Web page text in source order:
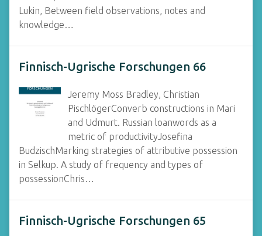
Lukin, Between field observations, notes and
knowledge…
Finnisch-Ugrische Forschungen 66
Jeremy Moss Bradley, Christian
PischlögerConverb constructions in Mari
and Udmurt. Russian loanwords as a
metric of productivityJosefina
BudzischMarking strategies of attributive possession
in Selkup. A study of frequency and types of
possessionChris…
Finnisch-Ugrische Forschungen 65